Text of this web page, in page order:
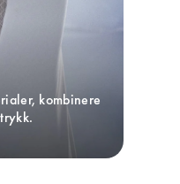
kombinere